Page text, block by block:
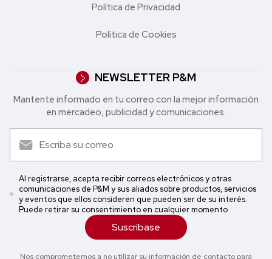
Política de Privacidad
Política de Cookies
NEWSLETTER P&M
Mantente informado en tu correo con la mejor in formación
en mercadeo, publicidad y comunicaciones.
Al registrarse, acepta recibir correos electrónicos y otras
comunicaciones de P&M y sus aliados sobre productos, servicios
y eventos que ellos consideren que pueden ser de su interés.
Puede retirar su consentimiento en cualquier momento
Suscríbase
Nos comprometemos a no utilizar su información de contacto para